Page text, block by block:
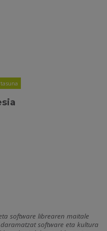
software librearen maitale
software eta kultura